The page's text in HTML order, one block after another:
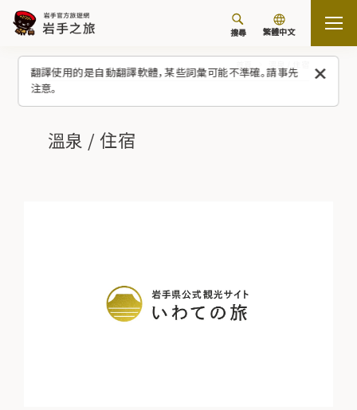
翻譯使用的是自動翻譯軟體，某些詞彙可能不準確。請事先
注意。
搜尋 繁體中文
溫泉 / 住宿